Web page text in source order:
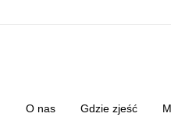
O nas Gdzie zjeść